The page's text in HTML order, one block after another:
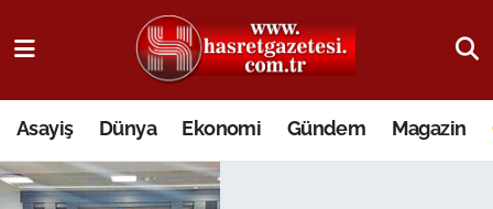
Asayiş Dünya Ekonomi Gündem Magazin
Osmaniye Nöbetçi Eczaneler
Osmaniye Hava Durumu
Osmaniye Trafik Yoğunluk Haritası